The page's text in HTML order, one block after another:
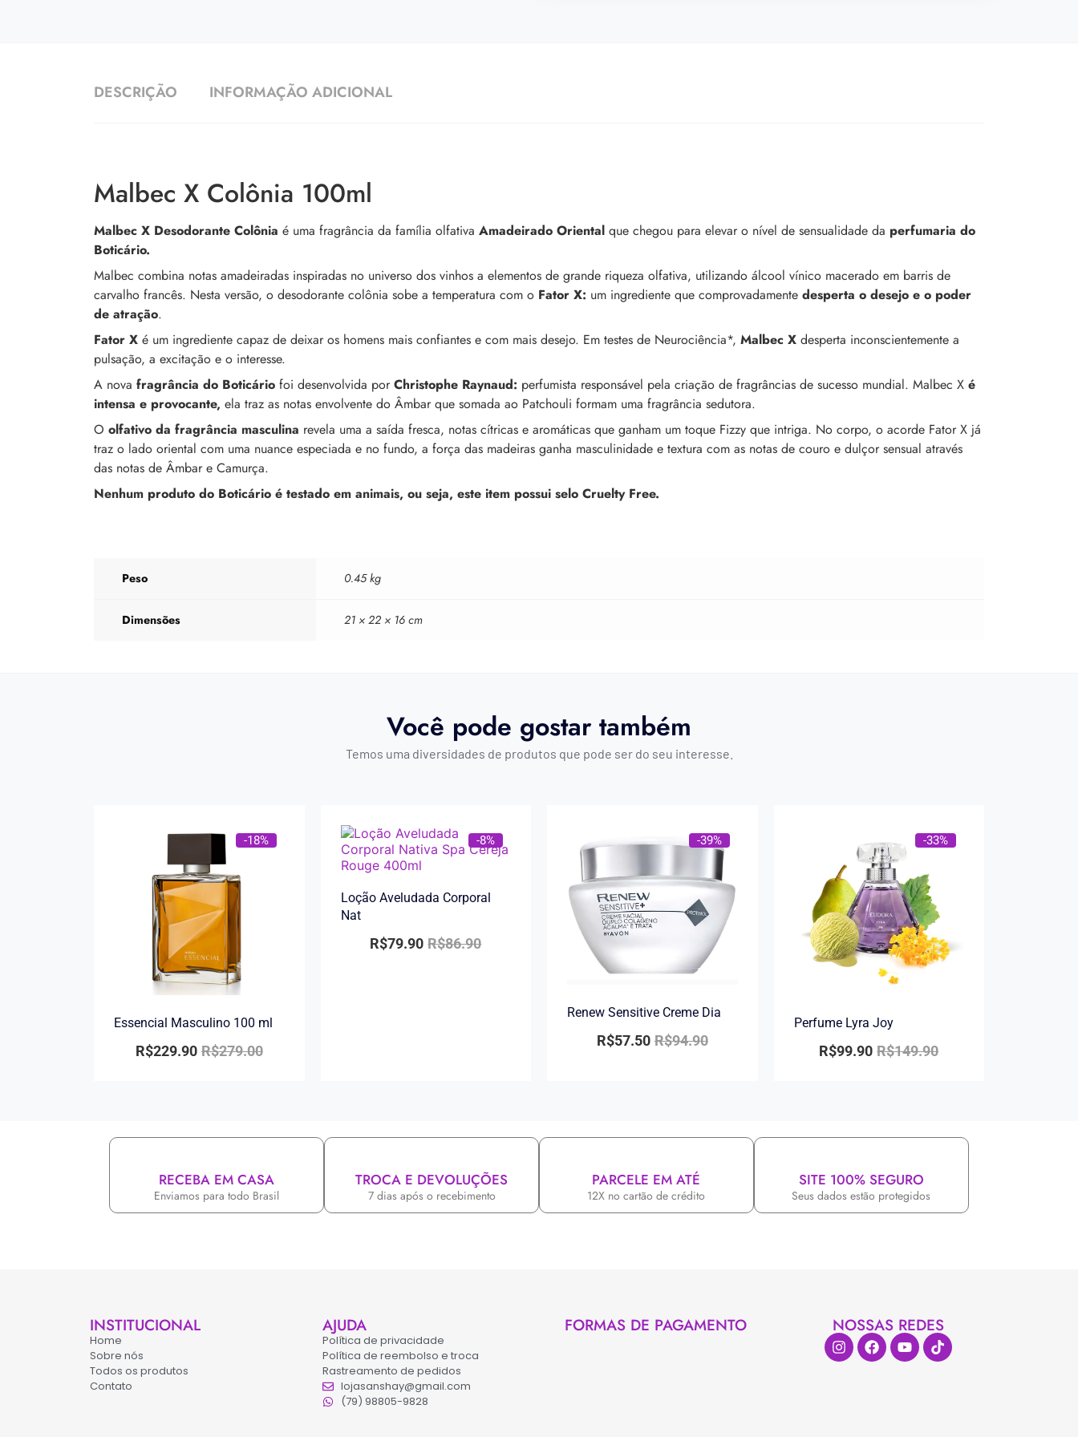
DESCRIÇÃO INFORMAÇÃO ADICIONAL
Malbec X Colônia 100ml
Malbec X Desodorante Colônia é uma fragrância da família olfativa Amadeirado Oriental que chegou para elevar o nível de sensualidade da perfumaria do
Boticário.
Malbec combina notas amadeiradas inspiradas no universo dos vinhos a elementos de grande riqueza olfativa, utilizando álcool vínico macerado em barris de
carvalho francês. Nesta versão, o desodorante colônia sobe a temperatura com o Fator X: um ingrediente que comprovadamente desperta o desejo e o poder
de atração.
Fator X é um ingrediente capaz de deixar os homens mais confiantes e com mais desejo. Em testes de Neurociência*, Malbec X desperta inconscientemente a
pulsação, a excitação e o interesse.
A nova fragrância do Boticário foi desenvolvida porChristophe Raynaud: perfumista responsável pela criação de fragrâncias de sucesso mundial. Malbec X é
intensa e provocante, ela traz as notas envolvente do Âmbar que somada ao Patchouli formam uma fragrância sedutora.
O olfativo da fragrância masculina revela uma a saída fresca, notas cítricas e aromáticas que ganham um toque Fizzy que intriga. No corpo, o acorde Fator X já
traz o lado oriental com uma nuance especiada e no fundo, a força das madeiras ganha masculinidade e textura com as notas de couro e dulçor sensual através
das notas de Âmbar e Camurça.
Nenhum produto do Boticário é testado em animais, ou seja, este item possui selo Cruelty Free.
Peso 0.45 kg
Dimensões 21 × 22 × 16 cm
Você pode gostar também
Temos uma diversidades de produtos que pode ser do seu interesse.
-18%
Essencial Masculino 100 ml
R$279.00
R$229.90
-8%
Loção Aveludada Corporal
Nat
R$86.90
R$79.90
-39%
Renew Sensitive Creme Dia
R$94.90
R$57.50
-33%
Perfume Lyra Joy
R$149.90
R$99.90
RECEBA EM CASA
Enviamos para todo Brasil
TROCA E DEVOLUÇÕES
7 dias após o recebimento
PARCELE EM ATÉ
12X no cartão de crédito
SITE 100% SEGURO
Seus dados estão protegidos
INSTITUCIONAL
Home
Sobre nós
Todos os produtos
Contato
AJUDA
Política de privacidade
Política de reembolso e troca
Rastreamento de pedidos
lojasanshay@gmail.com
(79) 98805-9828
FORMAS DE PAGAMENTO NOSSAS REDES